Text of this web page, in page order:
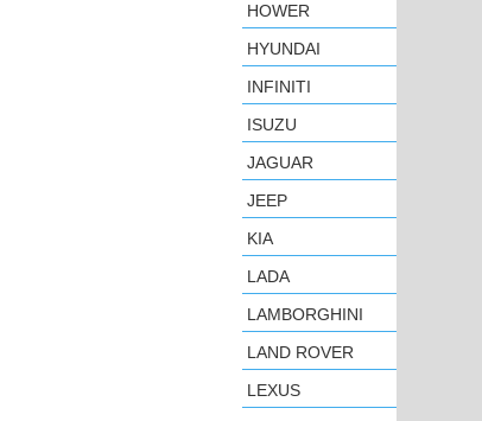
HOWER
HYUNDAI
INFINITI
ISUZU
JAGUAR
JEEP
KIA
LADA
LAMBORGHINI
LAND ROVER
LEXUS